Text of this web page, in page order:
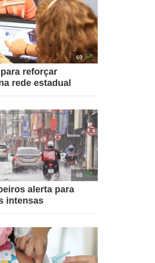
69 
reforçar
rede estadual
68 
alerta para
intensas